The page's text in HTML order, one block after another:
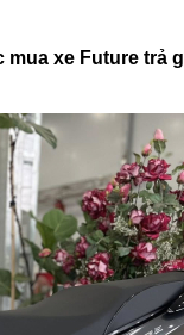
mua xe Future trả